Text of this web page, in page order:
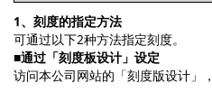
1、刻度的指定方法
可通过以下2种方法指定刻度。
■通过「刻度板设计」设定
访问本公司网站的「刻度版设计」